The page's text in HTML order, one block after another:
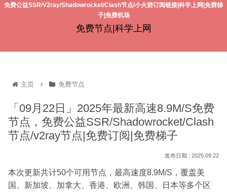
免费公益SSR/V2ray/Shadowrocket/Clash节点/小火箭订阅链接|科学上网|免费梯
子|免费机场
免费节点|科学上网
主页 免费节点
「09月22日」2025年最新高速8.9M/S免费
节点，免费公益SSR/Shadowrocket/Clash
节点/v2ray节点|免费订阅|免费梯子
2025.09.22
本次更新共计50个可用节点，最高速度8.9M/S，覆盖美
国、新加坡、加拿大、香港、欧洲、韩国、日本等多个区